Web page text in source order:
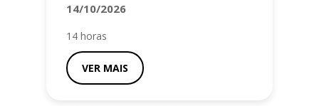
14/10/2026
14 horas
VER MAIS